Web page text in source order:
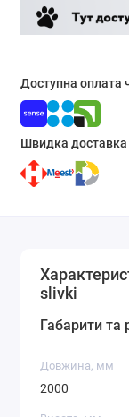
Доступна оплата
Швидка доставка
slivki
Габарити та
Довжина, мм
2000